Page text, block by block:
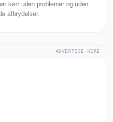
kørt uden problemer og uden
afbrydelser.
ADVERTISE HERE